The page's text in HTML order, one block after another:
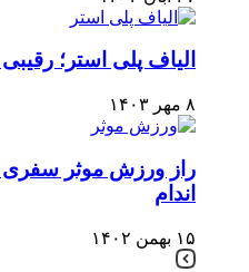
الیاف پلی استر؛
۸ مهر ۱۴۰۳
راز ورزش موثر
اندام
۱۵ بهمن ۱۴۰۲